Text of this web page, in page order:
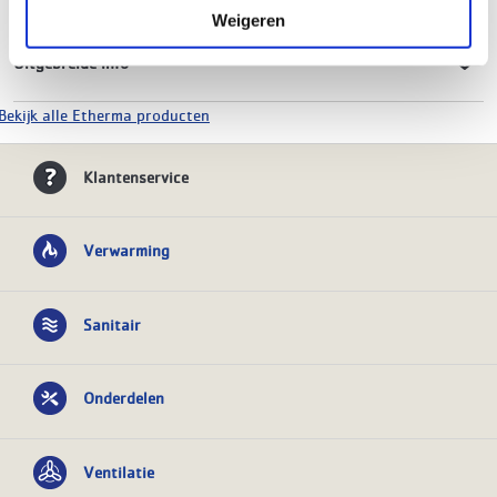
Weigeren
Uitgebreide info
alle Etherma producten
Klantenservice
Verwarming
Sanitair
Onderdelen
Ventilatie